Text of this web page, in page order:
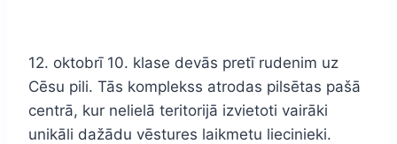
12. oktobrī 10. klase devās pretī rudenim uz
Cēsu pili. Tās komplekss atrodas pilsētas pašā
centrā, kur nelielā teritorijā izvietoti vairāki
unikāli dažādu vēstures laikmetu liecinieki.